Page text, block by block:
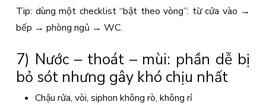
Tip: dùng một checklist “bật theo vòng”: từ cửa vào →
bếp → phòng ngủ → WC.
7) Nước – thoát – mùi: phần dễ bị
bỏ sót nhưng gây khó chịu nhất
Chậu rửa, vòi, siphon không rò, không rỉ